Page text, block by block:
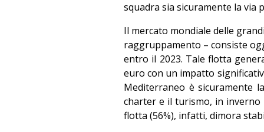
squadra sia sicuramente la via
Il mercato mondiale delle
raggruppamento – consiste
entro il 2023. Tale flotta
euro con un impatto
Mediterraneo è sicuramente
charter e il turismo, in
flotta (56%), infatti, dimora